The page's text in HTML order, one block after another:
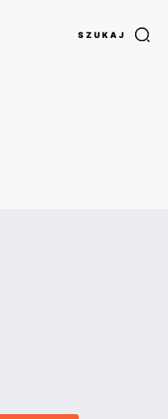
SZUKAJ